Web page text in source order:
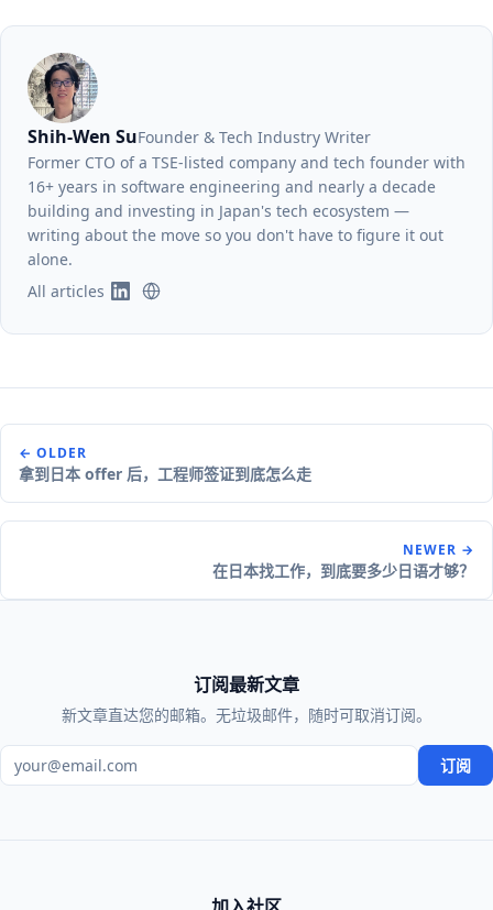
Shih-Wen SuFounder & Tech Industry Writer
Former CTO of a TSE-listed company and tech founder with
16+ years in software engineering and nearly a decade
building and investing in Japan's tech ecosystem —
writing about the move so you don't have to figure it out
alone.
All articles
← OLDER
拿到日本 offer 后，工程师签证到底怎么走
NEWER →
在日本找工作，到底要多少日语才够？
订阅最新文章
新文章直达您的邮箱。无垃圾邮件，随时可取消订阅。
电子邮箱地址 订阅